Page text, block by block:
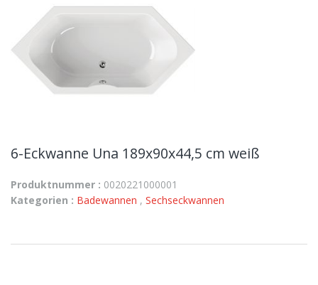
6-Eckwanne Una 189x90x44,5 cm weiß
Produktnummer : 0020221000001
Kategorien : Badewannen , Sechseckwannen